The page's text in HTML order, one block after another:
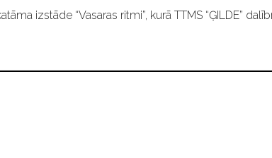
izstāde “Vasaras ritmi”, kurā TTMS “ĢILDE”